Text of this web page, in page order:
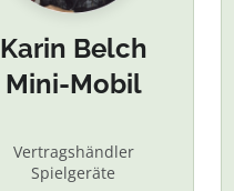
Karin Belch
Mini-Mobil
Vertragshändler
Spielgeräte